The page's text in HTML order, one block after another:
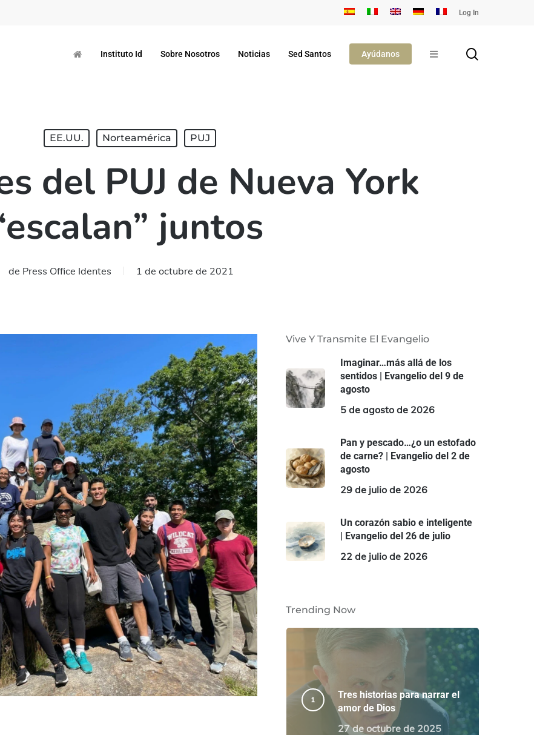
Log In
Instituto Id Sobre Nosotros Noticias Sed Santos Ayúdanos
EE.UU. Norteamérica PUJ
del PUJ de Nueva York
juntos
de Press Office Identes 1 de octubre de 2021
Vive Y Transmite El Evangelio
Imaginar…más allá de los
sentidos | Evangelio del 9 de
agosto
5 de agosto de 2026
Pan y pescado…¿o un estofado
de carne? | Evangelio del 2 de
agosto
29 de julio de 2026
Un corazón sabio e inteligente
| Evangelio del 26 de julio
22 de julio de 2026
Trending Now
Tres historias para narrar el
amor de Dios
27 de octubre de 2025